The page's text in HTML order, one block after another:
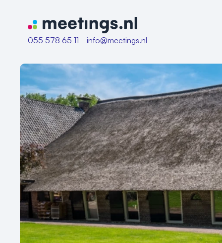
Naar home van Meetings
055 578 65 11
info@meetings.nl